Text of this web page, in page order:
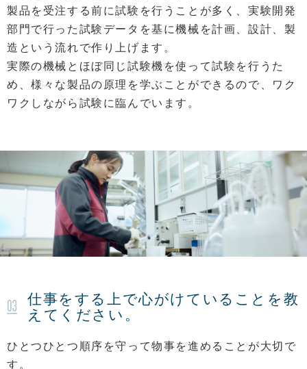
製品を受注する前に試験を行うことが多く、実験開発
部門で行った試験データを基に機械を計画、設計、製
造という流れで作り上げます。
実際の機械とほぼ同じ試験機を使って試験を行うた
め、様々な製品の原理を学ぶことができるので、ワク
ワクしながら試験に臨んでいます。
仕事をする上で心がけていることを教
えてください。
ひとつひとつ順序を守って物事を進めることが大切で
す。